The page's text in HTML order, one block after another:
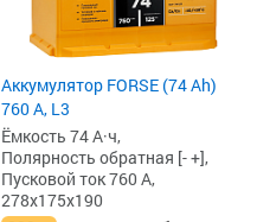
Аккумулятор FORSE (74 Ah)
760 А, L3
Ёмкость 74 А·ч,
Полярность обратная [- +],
Пусковой ток 760 А,
278x175x190